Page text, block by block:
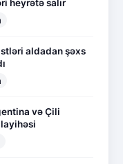
heyrətə salır
aldadan şəxs
və Çili